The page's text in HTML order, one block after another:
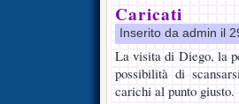
Caricati
Inserito da admin il
La visita di Diego, la
possibilità di
carichi al punto giusto.